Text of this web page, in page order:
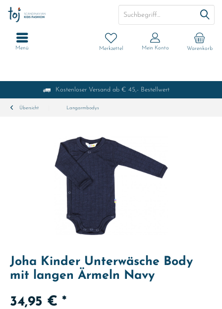
Kostenloser Versand ab € 45,- Bestellwert
Warenkorb
Merkzettel Mein Konto
Menü
Übersicht Langarmbodys
Joha Kinder Unterwäsche Body
mit langen Ärmeln Navy
34,95 € *